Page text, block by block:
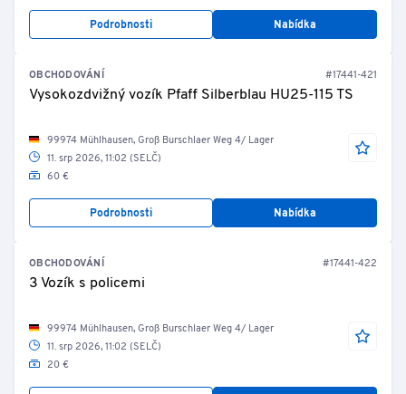
Podrobnosti Nabídka
OBCHODOVÁNÍ #17441-421
Vysokozdvižný vozík Pfaff Silberblau HU25-115 TS
99974 Mühlhausen, Groß Burschlaer Weg 4/ Lager
11. srp 2026, 11:02 (SELČ)
60 €
Podrobnosti Nabídka
OBCHODOVÁNÍ #17441-422
3 Vozík s policemi
99974 Mühlhausen, Groß Burschlaer Weg 4/ Lager
11. srp 2026, 11:02 (SELČ)
20 €